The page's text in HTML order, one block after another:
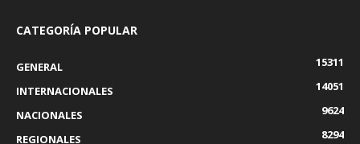
CATEGORÍA POPULAR
GENERAL
15311
INTERNACIONALES
14051
NACIONALES
9624
REGIONALES
8294